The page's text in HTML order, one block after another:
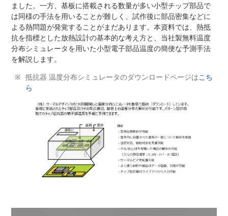
ました。一方、基板に搭載される数量が多い小型チップ部品で
は同様の手法を用いることが難しく、試作後に部品密集などに
よる熱問題が発覚することがまだあります。本資料では、熱抵
抗を指標とした放熱設計の基本的な考え方と、当社製無料温度
分布シミュレータを用いた小型電子部品温度の簡便な予測手法
を解説します。
抵抗器 温度分布シミュレータのダウンロードページはこち
ら